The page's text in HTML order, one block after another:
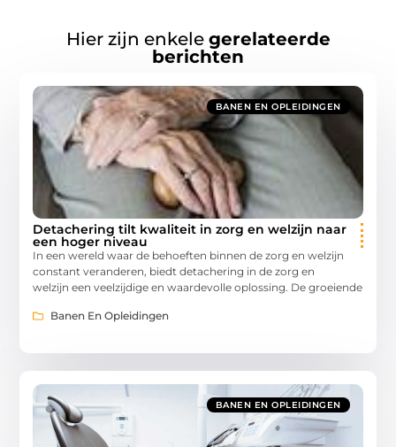
Hier zijn enkele gerelateerde
berichten
BANEN EN OPLEIDINGEN
Detachering tilt kwaliteit in zorg en welzijn naar
een hoger niveau
In een wereld waar de behoeften binnen de zorg en welzijn
constant veranderen, biedt detachering in de zorg en
welzijn een veelzijdige en waardevolle oplossing. De groeiende
Banen En Opleidingen
BANEN EN OPLEIDINGEN